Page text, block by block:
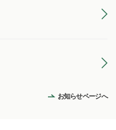
お知らせページへ